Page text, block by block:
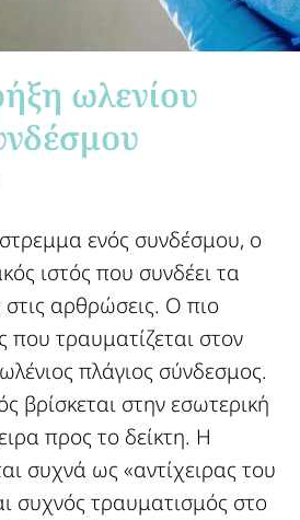
ωλενίου
ενός συνδέσμου, ο
ιστός που συνδέει τα
αρθρώσεις. Ο πιο
που τραυματίζεται στον
πλάγιος σύνδεσμος.
βρίσκεται στην εσωτερική
προς το δείκτη. Η
συχνά ως «αντίχειρας του
συχνός τραυματισμός στο